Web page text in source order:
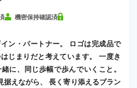
機密保持確認済
ン・パートナー。 ロゴは完成品で
じまりだと考えています。 一度き
に、同じ歩幅で歩んでいくこと。
据えながら、 長く寄り添えるブラン